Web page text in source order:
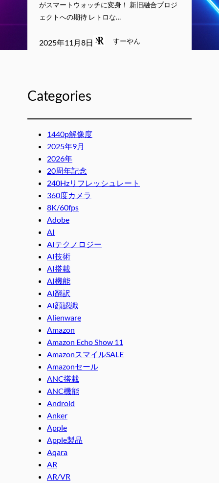
がスマートウォッチに変身！ 新旧融合プロジ
ェクトへの期待 レトロな…
2025年11月8日 すーやん
Categories
1440p解像度
2025年9月
2026年
20周年記念
240Hzリフレッシュレート
360度カメラ
8K/60fps
Adobe
AI
AIテクノロジー
AI技術
AI搭載
AI機能
AI翻訳
AI顔認識
Alienware
Amazon
Amazon Echo Show 11
AmazonスマイルSALE
Amazonセール
ANC搭載
ANC機能
Android
Anker
Apple
Apple製品
Aqara
AR
AR/VR